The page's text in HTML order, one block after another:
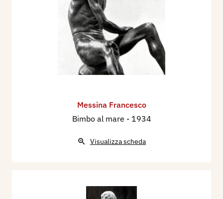
Messina Francesco
Bimbo al mare - 1934
Visualizza scheda